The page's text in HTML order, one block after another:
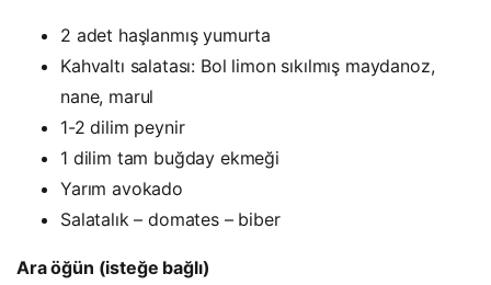
2 adet haşlanmış yumurta
Kahvaltı salatası: Bol limon sıkılmış maydanoz,
nane, marul
1-2 dilim peynir
1 dilim tam buğday ekmeği
Yarım avokado
Salatalık – domates – biber
Ara öğün (isteğe bağlı)